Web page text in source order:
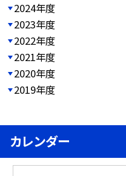
2024年度
2023年度
2022年度
2021年度
2020年度
2019年度
カレンダー